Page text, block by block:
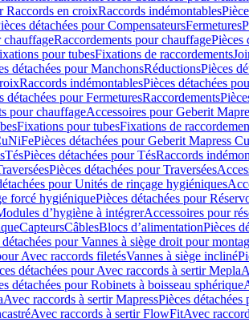
Raccords en croixRaccords indémontables
détachées pour CompensateursFermetures
chauffageRaccordements pour chauffagePièces
pour tubesFixations de raccordements
détachées pour ManchonsRéductionsPièces
Raccords indémontablesPièces détachées
détachées pour FermeturesRaccordements
pour chauffageAccessoires pour Geberit
Fixations pour tubesFixations de
Pièces détachées pour Geberit Mapress
TésPièces détachées pour TésRaccords
Pièces détachées pour Traversées
pour Unités de rinçage hygiéniques
forcé hygiéniquePièces détachées pour
d’hygiène à intégrerAccessoires pour
CapteursCâblesBlocs d’alimentationPièces
détachées pour Vannes à siège droit pour
Avec raccords filetésVannes à siège incliné
détachées pour Avec raccords à sertir Mepla
détachées pour Robinets à boisseau sphérique
Avec raccords à sertir MapressPièces
Avec raccords à sertir FlowFitAvec